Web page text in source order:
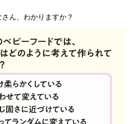
ん、わかりますか？